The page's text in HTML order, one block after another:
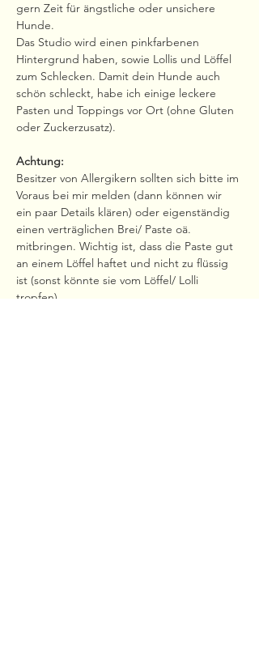
gern Zeit für ängstliche oder unsichere
Hunde.
Das Studio wird einen pinkfarbenen
Hintergrund haben, sowie Lollis und Löffel
zum Schlecken. Damit dein Hunde auch
schön schleckt, habe ich einige leckere
Pasten und Toppings vor Ort (ohne Gluten
oder Zuckerzusatz).
Achtung:
Besitzer von Allergikern sollten sich bitte im
Voraus bei mir melden (dann können wir
ein paar Details klären) oder eigenständig
einen verträglichen Brei/ Paste oä.
mitbringen. Wichtig ist, dass die Paste gut
an einem Löffel haftet und nicht zu flüssig
ist (sonst könnte sie vom Löffel/ Lolli
tropfen).